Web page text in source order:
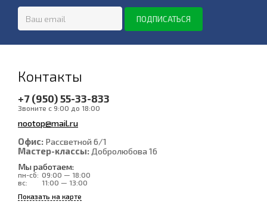
Контакты
+7 (950) 55-33-833
Звоните с 9:00 до 18:00
nootop@mail.ru
Офис: Рассветной 6/1
Мастер-классы: Добролюбова 16
Мы работаем:
пн-сб: 09:00 — 18:00
вс:
11:00 — 13:00
Показать на карте